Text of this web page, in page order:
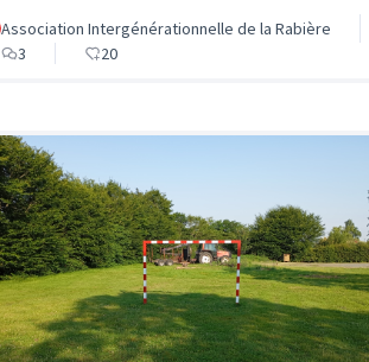
Association Intergénérationnelle de la Rabière
3
20